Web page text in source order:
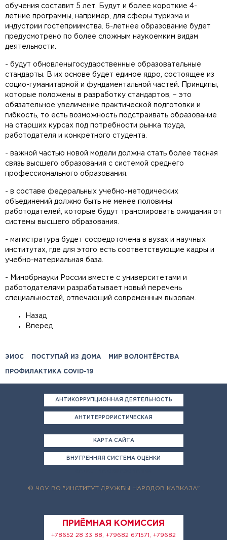
обучения составит 5 лет. Будут и более короткие 4-
летние программы, например, для сферы туризма и
индустрии гостеприимства. 6-летнее образование будет
предусмотрено по более сложным наукоемким видам
деятельности.
- будут обновленыгосударственные образовательные
стандарты. В их основе будет единое ядро, состоящее из
социо-гуманитарной и фундаментальной частей. Принципы,
которые положены в разработку стандартов, – это
обязательное увеличение практической подготовки и
гибкость, то есть возможность подстраивать образование
на старших курсах под потребности рынка труда,
работодателя и конкретного студента.
- важной частью новой модели должна стать более тесная
связь высшего образования с системой среднего
профессионального образования.
- в составе федеральных учебно-методических
объединений должно быть не менее половины
работодателей, которые будут транслировать ожидания от
системы высшего образования.
- магистратура будет сосредоточена в вузах и научных
институтах, где для этого есть соответствующие кадры и
учебно-материальная база.
- Минобрнауки России вместе с университетами и
работодателями разрабатывает новый перечень
специальностей, отвечающий современным вызовам.
Назад
Вперед
ЭИОС ПОСТУПАЙ ИЗ ДОМА МИР ВОЛОНТЁРСТВА
ПРОФИЛАКТИКА COVID-19
АНТИКОРРУПЦИОННАЯ ДЕЯТЕЛЬНОСТЬ
АНТИТЕРРОРИСТИЧЕСКАЯ
КАРТА САЙТА
ВНУТРЕННЯЯ СИСТЕМА ОЦЕНКИ
© ЧОУ ВО "ИНСТИТУТ ДРУЖБЫ НАРОДОВ КАВКАЗА"
ПРИЁМНАЯ КОМИССИЯ
+78652 28 33 88, +79682 671571, +79682